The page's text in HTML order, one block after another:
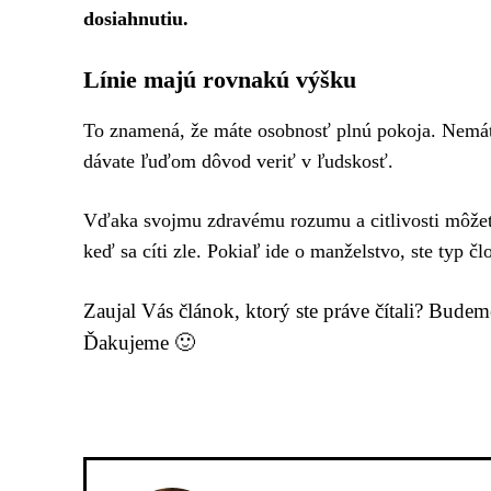
dosiahnutiu.
Línie majú rovnakú výšku
To znamená, že máte osobnosť plnú pokoja.
dávate ľuďom dôvod veriť v ľudskosť.
Vďaka svojmu zdravému rozumu a citlivosti
keď sa cíti zle. Pokiaľ ide o manželstvo, ste typ
Zaujal Vás článok, ktorý ste práve čítali?
Ďakujeme 🙂